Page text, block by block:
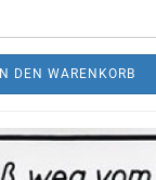
IN DEN WARENKORB